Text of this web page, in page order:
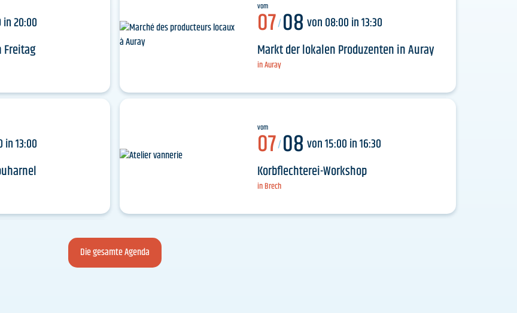
20:00
Freitag
13:00
vom
07/08 von 08:00 in 13:30
Markt der lokalen Produzenten in Auray
in Auray
vom
07/08 von 15:00 in 16:30
Korbflechterei-Workshop
in Brech
Die gesamte Agenda